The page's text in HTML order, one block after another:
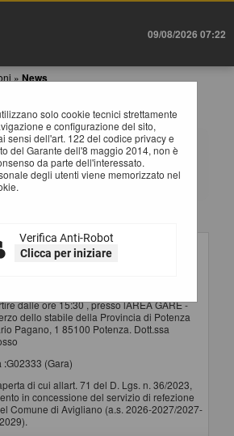
09/08/2026 07:22
» News
solo cookie tecnici strettamente
e configurazione del sito,
sensi dell'art. 122 del codice privacy e
del Garante dell'8 maggio 2014, non è
da parte dell'interessato.
degli utenti viene memorizzato nel
Verifica Anti-Robot
Clicca per iniziare
comunicazioni pubblicate nel portale negli
I dati di dettaglio delle procedure
comunicazioni sono consultabili
il collegamento "Visualizza Scheda".
risultati.
dalle ore 15:30 , presso lAREA GARE -
dello stabile della Provincia di Potenza
Pagano, 1 85100 Potenza. Dott.ssa
:G02333 (Gara)
di cui allart. 71 del D. Lgs. n. 36/2023,
in concessione del servizio di refezione
Comune di Avigliano (a.s. 2026-2027/2027-